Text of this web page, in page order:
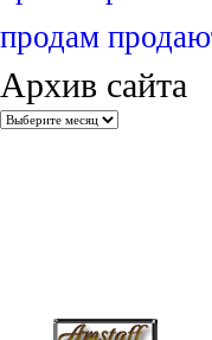
продам
Архив сайта